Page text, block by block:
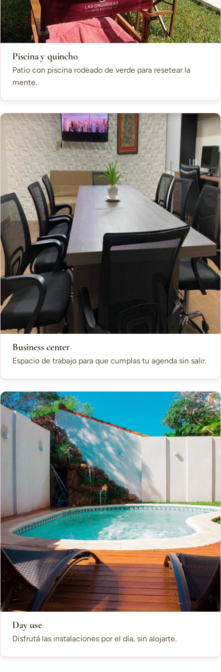
Piscina y quincho
Patio con piscina rodeado de verde para resetear la
mente.
Business center
Espacio de trabajo para que cumplas tu agenda sin salir.
Day use
Disfrutá las instalaciones por el día, sin alojarte.